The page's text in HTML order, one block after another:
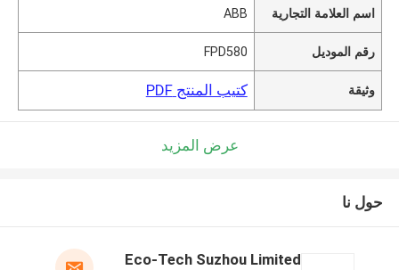
اسم العلامة التجارية ABB
رقم الموديل FPD580
وثيقة كتيب المنتج PDF
عرض المزيد
حول نا
Eco-Tech Suzhou Limited